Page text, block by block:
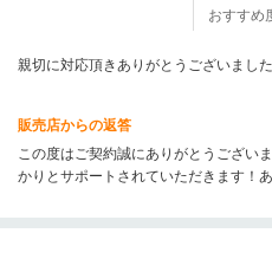
おすすめ
親切に対応頂きありがとうございました
販売店からの返答
この度はご契約誠にありがとうござい
かりとサポートされていただきます！